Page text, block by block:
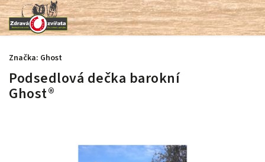
Podsedlová dečka barokní
Ghost®
Značka: Ghost